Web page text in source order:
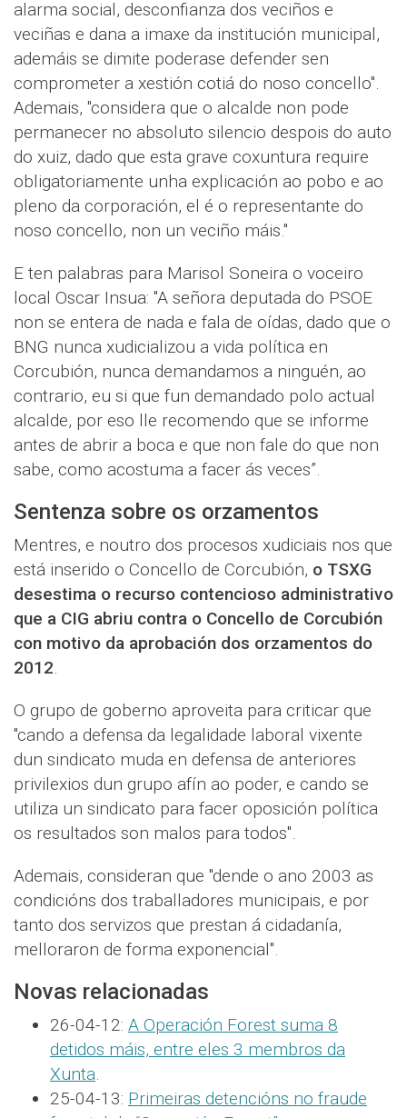
alarma social, desconfianza dos veciños e
veciñas e dana a imaxe da institución municipal,
ademáis se dimite poderase defender sen
comprometer a xestión cotiá do noso concello".
Ademais, "considera que o alcalde non pode
permanecer no absoluto silencio despois do auto
do xuiz, dado que esta grave coxuntura require
obligatoriamente unha explicación ao pobo e ao
pleno da corporación, el é o representante do
noso concello, non un veciño máis."
E ten palabras para Marisol Soneira o voceiro
local Oscar Insua: "A señora deputada do PSOE
non se entera de nada e fala de oídas, dado que o
BNG nunca xudicializou a vida política en
Corcubión, nunca demandamos a ninguén, ao
contrario, eu si que fun demandado polo actual
alcalde, por eso lle recomendo que se informe
antes de abrir a boca e que non fale do que non
sabe, como acostuma a facer ás veces”.
Sentenza sobre os orzamentos
Mentres, e noutro dos procesos xudiciais nos que
está inserido o Concello de Corcubión, o TSXG
desestima o recurso contencioso administrativo
que a CIG abriu contra o Concello de Corcubión
con motivo da aprobación dos orzamentos do
2012
O grupo de goberno aproveita para criticar que
"cando a defensa da legalidade laboral vixente
dun sindicato muda en defensa de anteriores
privilexios dun grupo afín ao poder, e cando se
utiliza un sindicato para facer oposición política
os resultados son malos para todos".
Ademais, consideran que "dende o ano 2003 as
condicións dos traballadores municipais, e por
tanto dos servizos que prestan á cidadanía,
melloraron de forma exponencial".
Novas relacionadas
26-04-12: A Operación Forest suma 8
detidos máis, entre eles 3 membros da
Xunta
25-04-13: Primeiras detencións no fraude